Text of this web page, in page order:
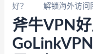
好？——解锁海外访问
斧牛VPN